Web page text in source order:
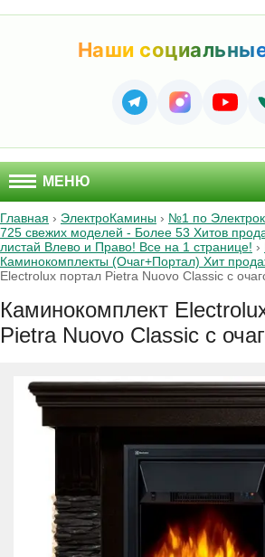
Наши
МЕНЮ
Главная › ЭлектроКамины › №1 по
725 свежих моделей - Более 53 Хитов
листай Влево и Право! Все на 1 странице! ›
Каминокомплекты (Очаг+Портал) Хит
Electrolux портал Pietra Nuovo Classic с
Каминокомплект
Pietra Nuovo Classic с